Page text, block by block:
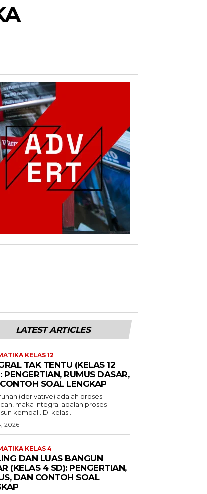
LATEST ARTICLES
KELAS 12
TAK TENTU (KELAS 12
PENGERTIAN, RUMUS DASAR,
SOAL LENGKAP
(derivative) adalah proses
maka integral adalah proses
kembali. Di kelas...
2026
KELAS 4
DAN LUAS BANGUN
(KELAS 4 SD): PENGERTIAN,
DAN CONTOH SOAL